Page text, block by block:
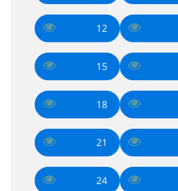
12
15
18
21
24